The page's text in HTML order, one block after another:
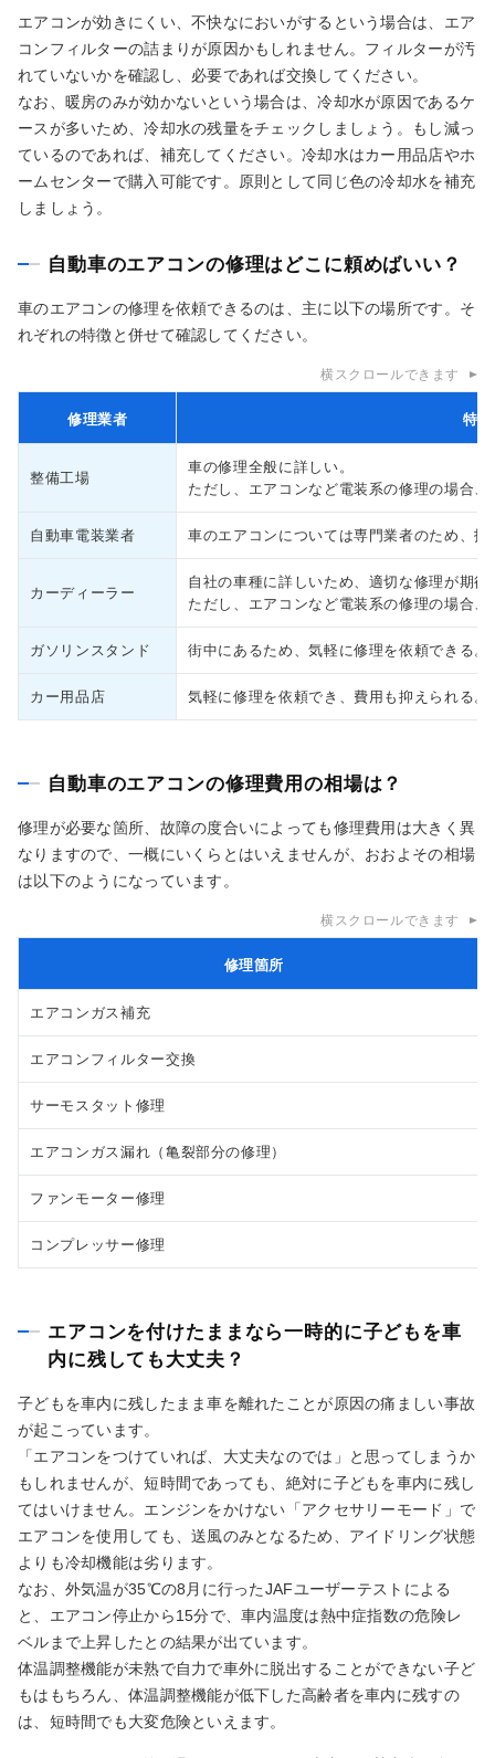
エアコンが効きにくい、不快なにおいがするという場合は、エア
コンフィルターの詰まりが原因かもしれません。フィルターが汚
れていないかを確認し、必要であれば交換してください。
なお、暖房のみが効かないという場合は、冷却水が原因であるケ
ースが多いため、冷却水の残量をチェックしましょう。もし減っ
ているのであれば、補充してください。冷却水はカー用品店やホ
ームセンターで購入可能です。原則として同じ色の冷却水を補充
しましょう。
自動車のエアコンの修理はどこに頼めばいい？
車のエアコンの修理を依頼できるのは、主に以下の場所です。そ
れぞれの特徴と併せて確認してください。
横スクロールできます
修理業者 特徴
整備工場
車の修理全般に詳しい。
ただし、エアコンなど電装系の修理の場合
自動車電装業者 車のエアコンについては専門業者のため、技
カーディーラー
自社の車種に詳しいため、適切な修理が期待
ただし、エアコンなど電装系の修理の場合
ガソリンスタンド 街中にあるため、気軽に修理を依頼できる。
カー用品店 気軽に修理を依頼でき、費用も抑えられる。
自動車のエアコンの修理費用の相場は？
修理が必要な箇所、故障の度合いによっても修理費用は大きく異
なりますので、一概にいくらとはいえませんが、おおよその相場
は以下のようになっています。
横スクロールできます
修理箇所
エアコンガス補充
エアコンフィルター交換
サーモスタット修理
エアコンガス漏れ（亀裂部分の修理）
ファンモーター修理
コンプレッサー修理
エアコンを付けたままなら一時的に子どもを車
内に残しても大丈夫？
子どもを車内に残したまま車を離れたことが原因の痛ましい事故
が起こっています。
「エアコンをつけていれば、大丈夫なのでは」と思ってしまうか
もしれませんが、短時間であっても、絶対に子どもを車内に残し
てはいけません。エンジンをかけない「アクセサリーモード」で
エアコンを使用しても、送風のみとなるため、アイドリング状態
よりも冷却機能は劣ります。
なお、外気温が35℃の8月に行ったJAFユーザーテストによる
と、エアコン停止から15分で、車内温度は熱中症指数の危険レ
ベルまで上昇したとの結果が出ています。
体温調整機能が未熟で自力で車外に脱出することができない子ど
もはもちろん、体温調整機能が低下した高齢者を車内に残すの
は、短時間でも大変危険といえます。